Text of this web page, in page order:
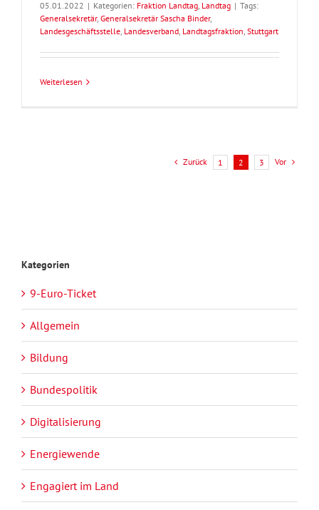
05.01.2022 | Kategorien: Fraktion Landtag, Landtag | Tags:
Generalsekretär, Generalsekretär Sascha Binder,
Landesgeschäftsstelle, Landesverband, Landtagsfraktion, Stuttgart
Weiterlesen
Zurück 1 2 3 Vor
Kategorien
9-Euro-Ticket
Allgemein
Bildung
Bundespolitik
Digitalisierung
Energiewende
Engagiert im Land